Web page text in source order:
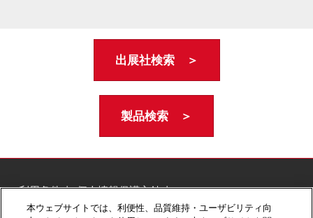
出展社検索 ＞
製品検索 ＞
ご利用条件
個人情報保護方針
個人情報に関する修正・利用停止など
本ウェブサイトでは、利便性、品質維持・ユーザビリティ向